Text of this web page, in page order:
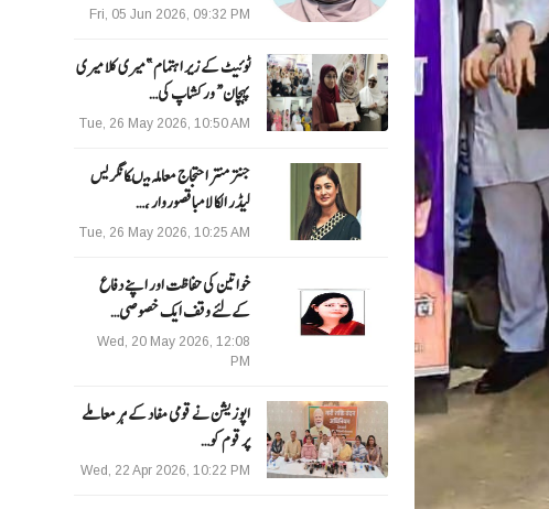
Fri, 05 Jun 2026, 09:32 PM
ٹوئیٹ کے زیر اہتمام ”میری کلا میری
پہچان“ ورکشاپ کی…
Tue, 26 May 2026, 10:50 AM
جنتر منتر احتجاج معاملہ میںکانگریس
لیڈر الکا لامبا قصوروار ،…
Tue, 26 May 2026, 10:25 AM
خواتین کی حفاظت اور اپنے دفاع
کےلئے وقف ایک خصوصی…
Wed, 20 May 2026, 12:08
PM
اپوزیشن نے قومی مفاد کے ہر معاملے
پر قوم کو…
Wed, 22 Apr 2026, 10:22 PM